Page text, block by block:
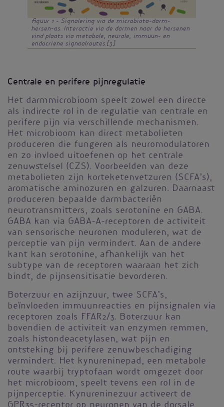
figuur 1 - Signalering via de microbiota-darm-
hersen-as. Interactie via de darmen naar de hersenen
vind plaats via metabole, neurale, immuun- en
endocriene signaalroutes.[3]
Centrale en perifere pijnregulatie
Het darmmicrobioom speelt zowel een directe
als indirecte rol in de regulatie van centrale en
perifere pijn via verschillende mechanismen.
Het microbioom kan direct metabolieten
produceren die fungeren als neuromodulatoren
en zo invloed uitoefenen op het centrale
zenuwstelsel (CZS). Voorbeelden van deze
metabolieten zijn korteketenvetzuren (SCFA’s),
aromatische aminozuren en galzuren. Daarnaast
produceren bepaalde darmbacteriën
neurotransmitters, zoals serotonine en GABA.
GABA kan via GABA-A-receptoren de activiteit
van sensorische neuronen moduleren, wat de
perceptie van pijn vermindert. Aan de andere
kant kan serotonine, afhankelijk van het
subtype van de receptoren waaraan het zich
bindt, de pijnsensitisatie bevorderen.
Boterzuur en azijnzuur, twee SCFA’s,
beïnvloeden immuunreacties en pijnsignalen via
receptoren zoals FFAR2/3. Boterzuur kan
bovendien de activiteit van enzymen remmen,
zoals histondeacetylasen, wat pijn en
ontsteking bij perifere zenuwbeschadiging
vermindert. Het kynureninepad, een metabole
route waarbij tryptofaan wordt omgezet door
het microbioom, speelt tevens een rol in de
pijnperceptie. Kynureninezuur activeert de